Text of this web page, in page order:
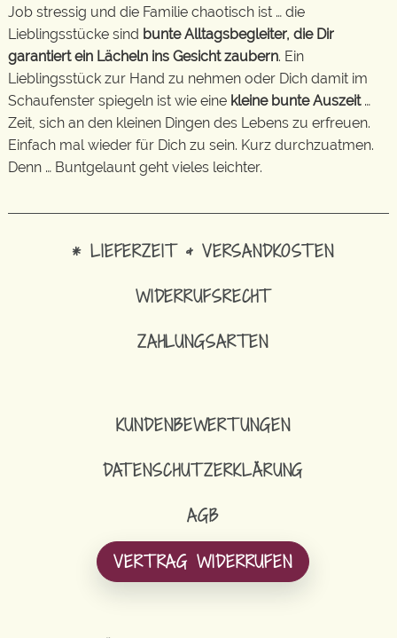
Job stressig und die Familie chaotisch ist … die
Lieblingsstücke sind bunte Alltagsbegleiter, die Dir
garantiert ein Lächeln ins Gesicht zaubern. Ein
Lieblingsstück zur Hand zu nehmen oder Dich damit im
Schaufenster spiegeln ist wie eine kleine bunte Auszeit…
Zeit, sich an den kleinen Dingen des Lebens zu erfreuen.
Einfach mal wieder für Dich zu sein. Kurz durchzuatmen.
Denn … Buntgelaunt geht vieles leichter.
* LIEFERZEIT & VERSANDKOSTEN
WIDERRUFSRECHT
ZAHLUNGSARTEN
KUNDENBEWERTUNGEN
DATENSCHUTZERKLÄRUNG
AGB
VERTRAG WIDERRUFEN